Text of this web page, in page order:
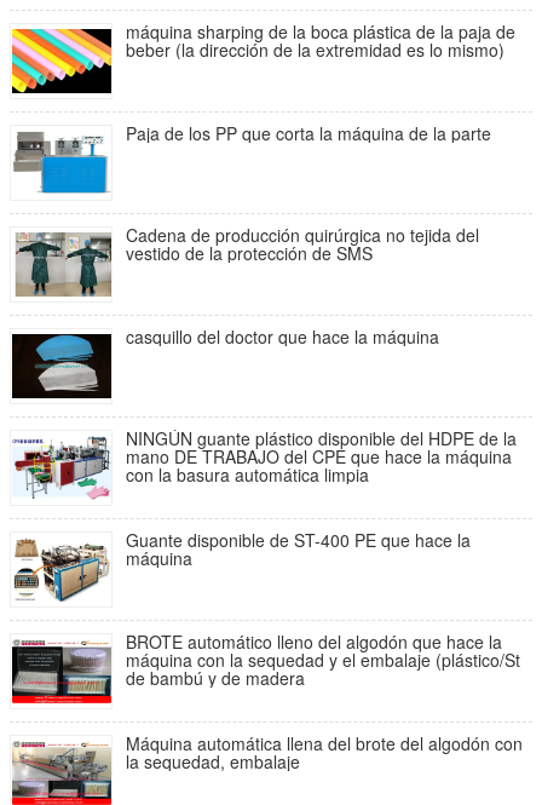
máquina sharping de la boca plástica de la paja de
beber (la dirección de la extremidad es lo mismo)
Paja de los PP que corta la máquina de la parte
Cadena de producción quirúrgica no tejida del
vestido de la protección de SMS
casquillo del doctor que hace la máquina
NINGÚN guante plástico disponible del HDPE de la
mano DE TRABAJO del CPE que hace la máquina
con la basura automática limpia
Guante disponible de ST-400 PE que hace la
máquina
BROTE automático lleno del algodón que hace la
máquina con la sequedad y el embalaje (plástico/St
de bambú y de madera
Máquina automática llena del brote del algodón con
la sequedad, embalaje